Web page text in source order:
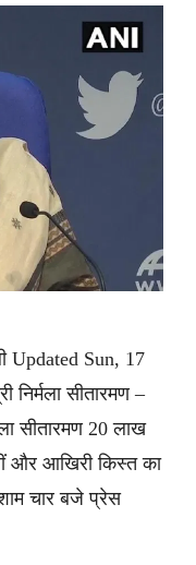
Updated Sun, 17
निर्मला सीतारमण –
सीतारमण 20 लाख
और आखिरी किस्त का
चार बजे प्रेस